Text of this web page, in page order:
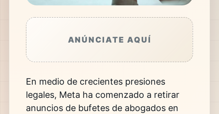
ANÚNCIATE AQUÍ
En medio de crecientes presiones
legales, Meta ha comenzado a retirar
anuncios de bufetes de abogados en